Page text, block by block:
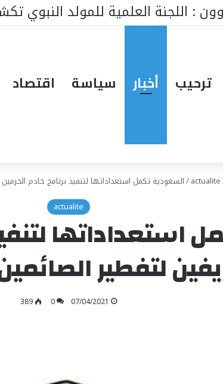
ينتظر من يقود المستقبل… هل تكون
ترحيب أخبار سياسة اقتصاد
actualite
/السعودية تكمل استعداداتها لتنفيذ برنامج خادم الحرمين
actualite
استعداداتها
لتفطير الصائمين في
07/04/2021
0
389